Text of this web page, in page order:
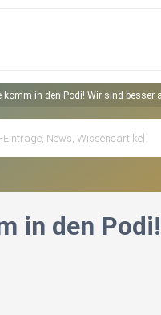
komm in den Podi! Wir sind besser
in den